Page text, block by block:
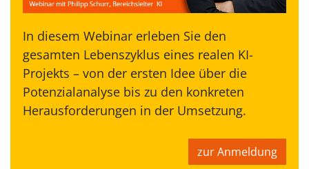
In diesem Webinar erleben Sie den
gesamten Lebenszyklus eines realen KI-
Projekts – von der ersten Idee über die
Potenzialanalyse bis zu den konkreten
Herausforderungen in der Umsetzung.
zur Anmeldung